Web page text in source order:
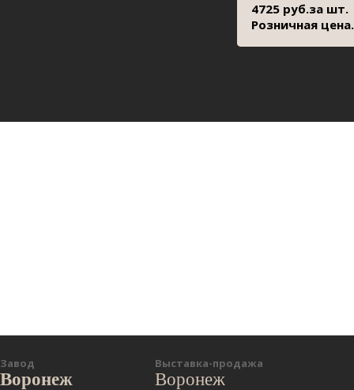
4725 руб.за шт.
Розничная цена.
Завод
Воронеж
Выставка-продажа
Воронеж